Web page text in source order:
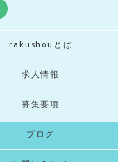
rakushouとは
求人情報
募集要項
ブログ